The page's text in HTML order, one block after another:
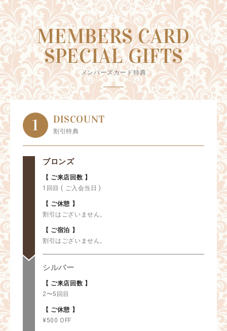
MEMBERS CARD
SPECIAL GIFTS
メンバーズカード特典
1 DISCOUNT
割引特典
ブロンズ
【 ご来店回数 】
1回目 ( ご入会当日 )
【 ご休憩 】
割引はございません。
【 ご宿泊 】
割引はございません。
シルバー
【 ご来店回数 】
2〜5回目
【 ご休憩 】
¥500 OFF